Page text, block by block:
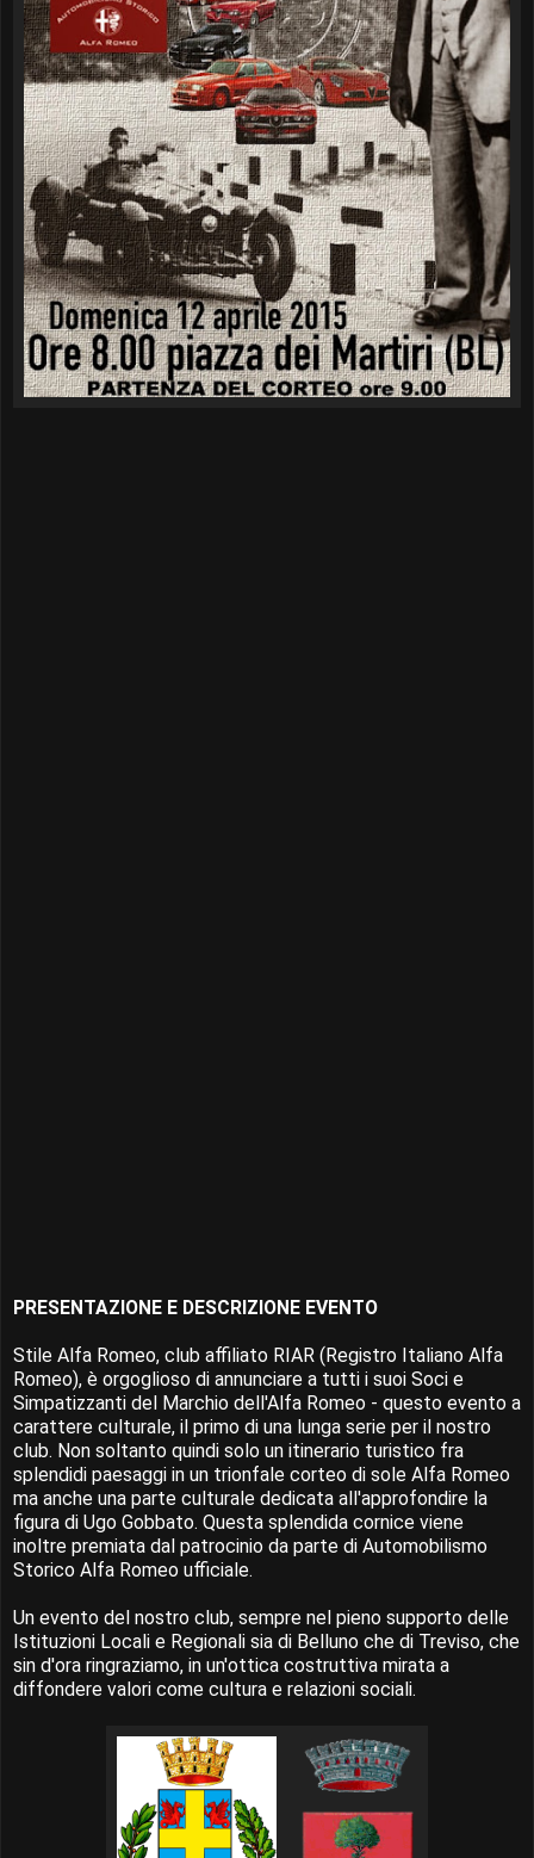
PRESENTAZIONE E DESCRIZIONE EVENTO
Stile Alfa Romeo, club affiliato RIAR (Registro Italiano Alfa
Romeo), è orgoglioso di annunciare a tutti i suoi Soci e
Simpatizzanti del Marchio dell'Alfa Romeo - questo evento a
carattere culturale, il primo di una lunga serie per il nostro
club. Non soltanto quindi solo un itinerario turistico fra
splendidi paesaggi in un trionfale corteo di sole Alfa Romeo
ma anche una parte culturale dedicata all'approfondire la
figura di Ugo Gobbato. Questa splendida cornice viene
inoltre premiata dal patrocinio da parte di Automobilismo
Storico Alfa Romeo ufficiale.
Un evento del nostro club, sempre nel pieno supporto delle
Istituzioni Locali e Regionali sia di Belluno che di Treviso, che
sin d'ora ringraziamo, in un'ottica costruttiva mirata a
diffondere valori come cultura e relazioni sociali.